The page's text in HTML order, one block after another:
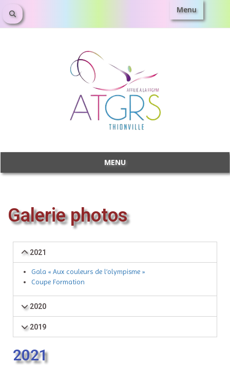
Menu
MENU
Galerie photos
2021
Gala « Aux couleurs de l’olympisme »
Coupe Formation
2020
2019
2021